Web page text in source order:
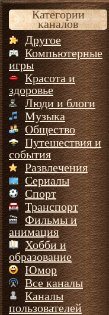
Категории
каналов
Другое
Компьютерные
игры
Красота и
здоровье
Люди и блоги
Музыка
Общество
Путешествия и
события
Развлечения
Сериалы
Спорт
Транспорт
Фильмы и
анимация
Хобби и
образование
Юмор
Все каналы
Каналы
пользователей